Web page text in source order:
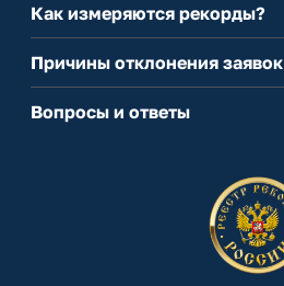
Как измеряются рекорды?
Причины отклонения заявок
Вопросы и ответы